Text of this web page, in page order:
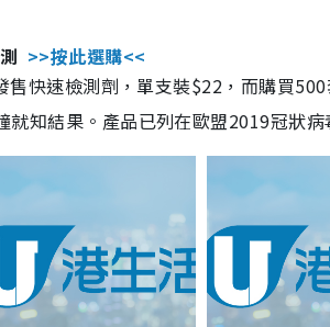
>>按此選購<<
售快速檢測劑，單支裝$22，而購買
知結果。產品已列在歐盟2019冠狀病